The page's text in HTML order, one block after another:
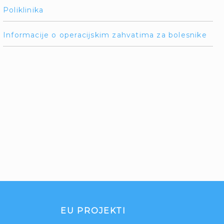
Poliklinika
Informacije o operacijskim zahvatima za bolesnike
EU PROJEKTI